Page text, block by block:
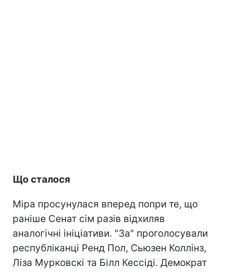
Що сталося
Міра просунулася вперед попри те, що
раніше Сенат сім разів відхиляв
аналогічні ініціативи. "За" проголосували
республіканці Ренд Пол, Сьюзен Коллінз,
Ліза Мурковскі та Білл Кессіді. Демократ